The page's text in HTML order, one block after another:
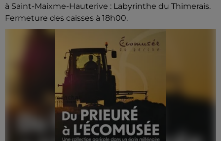
à Saint-Maixme-Hauterive : Labyrinthe du Thimerais.
Fermeture des caisses à 18h00.